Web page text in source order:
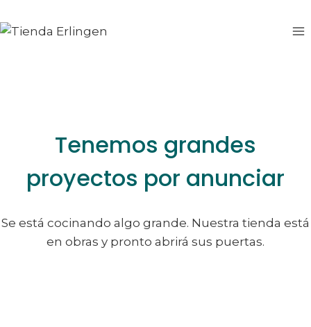
al
al
Tenemos grandes
proyectos por anunciar
Se está cocinando algo grande. Nuestra tienda está
en obras y pronto abrirá sus puertas.